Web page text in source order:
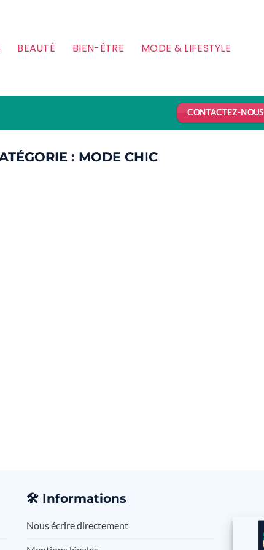
BEAUTÉ BIEN-ÊTRE MODE & LIFESTYLE
CONTACTEZ-NOUS
MODE CHIC
🛠️ Informations
Nous écrire directement